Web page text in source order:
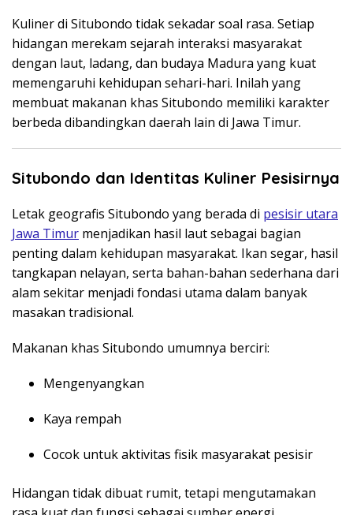
Kuliner di Situbondo tidak sekadar soal rasa. Setiap
hidangan merekam sejarah interaksi masyarakat
dengan laut, ladang, dan budaya Madura yang kuat
memengaruhi kehidupan sehari-hari. Inilah yang
membuat makanan khas Situbondo memiliki karakter
berbeda dibandingkan daerah lain di Jawa Timur.
Situbondo dan Identitas Kuliner Pesisirnya
Letak geografis Situbondo yang berada di pesisir utara
Jawa Timur menjadikan hasil laut sebagai bagian
penting dalam kehidupan masyarakat. Ikan segar, hasil
tangkapan nelayan, serta bahan-bahan sederhana dari
alam sekitar menjadi fondasi utama dalam banyak
masakan tradisional.
Makanan khas Situbondo umumnya berciri:
Mengenyangkan
Kaya rempah
Cocok untuk aktivitas fisik masyarakat pesisir
Hidangan tidak dibuat rumit, tetapi mengutamakan